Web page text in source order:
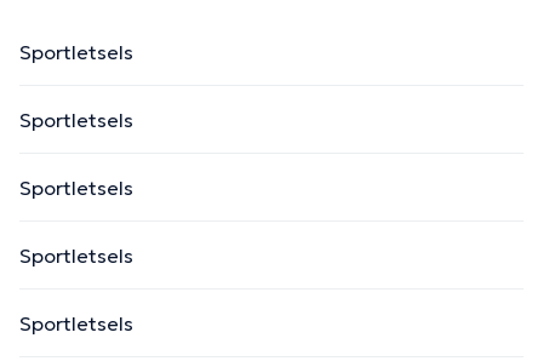
Sportletsels
Sportletsels
Sportletsels
Sportletsels
Sportletsels